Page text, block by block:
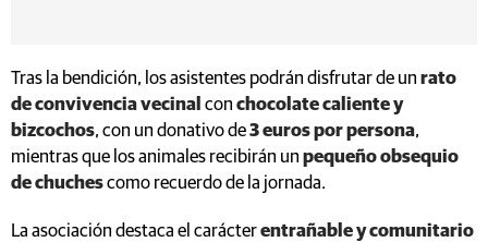
Tras la bendición, los asistentes podrán disfrutar de un rato
de convivencia vecinal con chocolate caliente y
bizcochos, con un donativo de3 euros por persona,
mientras que los animales recibirán un pequeño obsequio
de chuchescomo recuerdo de la jornada.
La asociación destaca el carácterentrañable y comunitario